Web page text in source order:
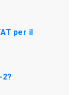
per il